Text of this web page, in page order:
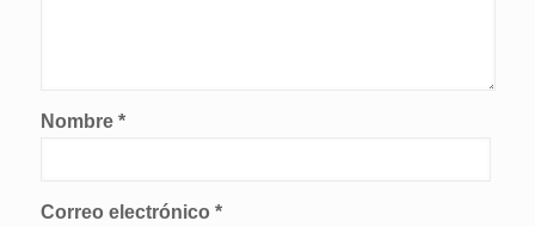
Nombre *
Correo electrónico *